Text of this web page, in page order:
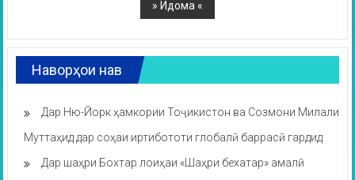
Наворҳои нав
Дар Ню-Йорк ҳамкории Тоҷикистон ва Созмони Милали
Муттаҳид дар соҳаи иртибототи глобалӣ баррасӣ гардид
Дар шаҳри Бохтар лоиҳаи «Шаҳри бехатар» амалӣ